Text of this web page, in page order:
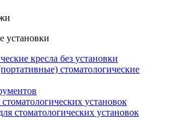
установки
кресла без установки
стоматологические
установок
стоматологических установок